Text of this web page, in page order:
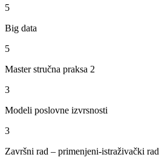
5
Big data
5
Master stručna praksa 2
3
Modeli poslovne izvrsnosti
3
Završni rad – primenjeni-istraživački rad